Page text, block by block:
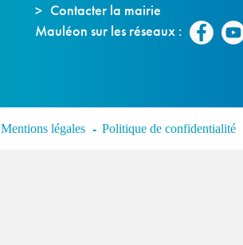
Contacter la mairie
Mauléon sur les réseaux :
Mentions légales Politique de confidentialité